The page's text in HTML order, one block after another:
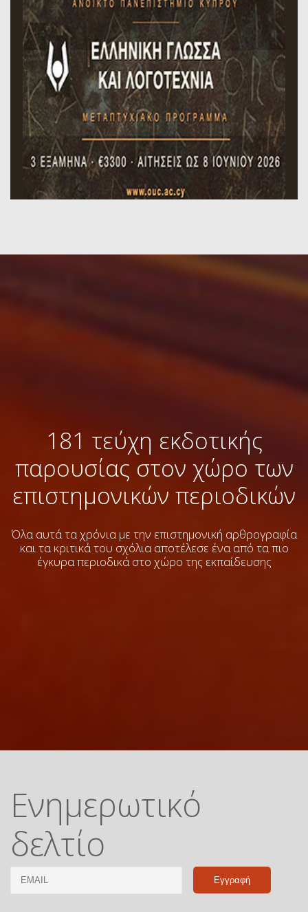
181 τεύχη εκδοτικής
παρουσίας στον χώρο των
επιστημονικών περιοδικών
Όλα αυτά τα χρόνια με την επιστημονική αρθρογραφία
και τα κριτικά του σχόλιααποτέλεσε ένα από τα πιο
έγκυρα περιοδικά στο χώρο της εκπαίδευσης
Ενημερωτικό
δελτίο
Email